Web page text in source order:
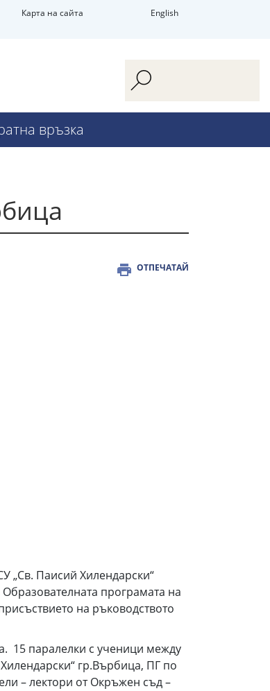
Карта на сайта English
връзка
ОТПЕЧАТАЙ
„Св. Паисий Хилендарски“
програмата на
на ръководството
15 паралелки с ученици между
гр.Върбица, ПГ по
– лектори от Окръжен съд –